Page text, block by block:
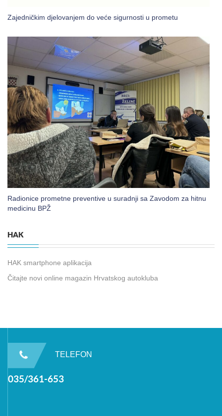
Zajedničkim djelovanjem do veće sigurnosti u prometu
Radionice prometne preventive u suradnji sa Zavodom za hitnu
medicinu BPŽ
HAK
HAK smartphone aplikacija
Čitajte novi online magazin Hrvatskog autokluba
TELEFON
035/361-653